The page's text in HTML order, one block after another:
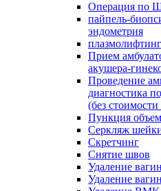
Операция по
пайпель-
эндометрия
плазмолифтинг
Прием
акушера-
Проведение
диагностика
(без стоимости
Пункция
Серкляж
Скретчинг
Снятие швов
Удаление
Удаление